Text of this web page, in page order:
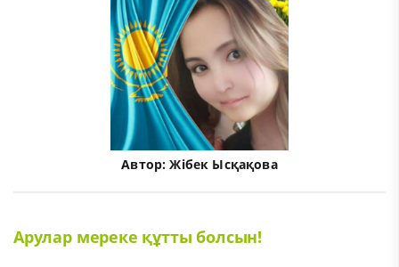
Автор:Жібек Ысқақова
Арулар мереке құтты болсын!